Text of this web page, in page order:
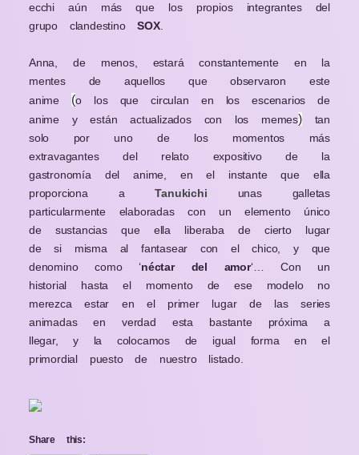
ecchi aún más que los propios integrantes del
grupo clandestinoSOX.
Anna, de menos, estará constantemente en la
mentes de aquellos que observaron este
anime (o los que circulan en los escenarios de
anime y están actualizados con los memes)tan
solo por uno de los momentos más
extravagantes del relato expositivo de la
gastronomía del anime, en el instante que ella
proporciona aTanukichi unas galletas
particularmente elaboradas con un elemento único
de sustancias que ella liberaba de cierto lugar
de si misma al fantasear con el chico, y que
denomino como ‘néctar del amor‘… Con un
historial hasta el momento de ese modelo no
merezca estar en el primer lugar de las series
animadas en verdad esta bastante próxima a
llegar, y la colocamos de igual forma en el
primordial puesto de nuestro listado.
Share this: